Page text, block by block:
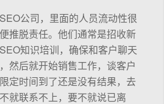
公司，里面的人员流动性很
推脱责任。他们通常是招收新
知识培训，确保和客户聊天
然后就开始销售工作，谈客户
定时间到了还是没有结果，去
就联系不上，要不就说已离